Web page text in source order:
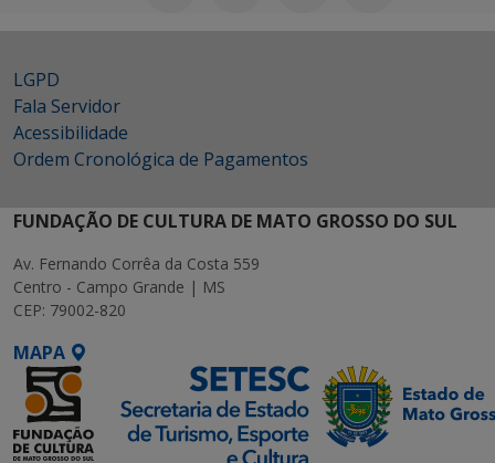
LGPD
Fala Servidor
Acessibilidade
Ordem Cronológica de Pagamentos
FUNDAÇÃO DE CULTURA DE MATO GROSSO DO SUL
Av. Fernando Corrêa da Costa 559
Centro - Campo Grande | MS
CEP: 79002-820
MAPA